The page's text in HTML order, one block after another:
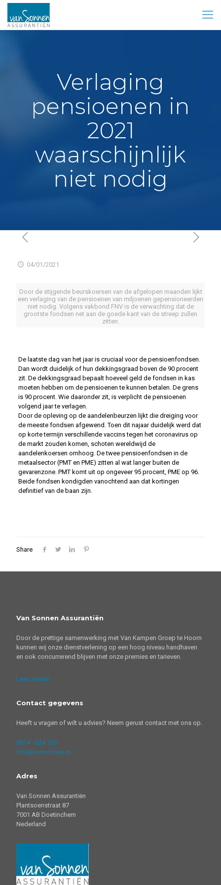
Verlaging
pensioenen in
2021
waarschijnlijk
niet nodig
04/01/2021
Door de stijgende beurskoersen van de afgelopen maanden lijkt
een verlaging van de pensioenen van miljoenen gepensioneerden
niet nodig. Volgens vakbond FNV is de verwachting dat de
grootste fondsen net aan de goede kant van de streep zullen
zitten.
De laatste dag van het jaar is cruciaal voor de pensioenfondsen.
Dan wordt duidelijk of hun dekkingsgraad boven de 90 procent
zit. De dekkingsgraad bepaalt hoeveel geld de fondsen in kas
moeten hebben om de pensioenen te kunnen betalen. De grens
is 90 procent. Wie daaronder zit, is verplicht de pensioenen
volgend jaar te verlagen.
Door de opleving op de aandelenbeurzen lijkt die dreiging voor
de meeste fondsen afgewend. Toen dit najaar duidelijk werd dat
op korte termijn verschillende vaccins tegen het coronavirus op
de markt zouden komen, schoten wereldwijd de
aandelenkoersen omhoog. De twee pensioenfondsen in de
metaalsector (PMT en PME) zitten al wat langer buiten de
gevarenzone. PMT komt uit op ongeveer 95 procent, PME op 96.
Beide fondsen kondigden vanochtend aan dat kortingen
definitief van de baan zijn.
Share
Van Sonnen Assurantiën
Door de prettige samenwerking met Van Kampen Groep te Hoorn
kunnen wij onze dienstverlening op een hoog niveau handhaven
en ook concurrerend blijven met onze premies en tarieven.
Lees verder
Contact gegevens
Heeft u vragen of wilt u advies? Neem gerust contact met ons op.
0314 - 624 133
info@vansonnen.nl
Adres
Van Sonnen Assurantiën
Plantsoenstraat 87
7001 AB Doetinchem
Nederland